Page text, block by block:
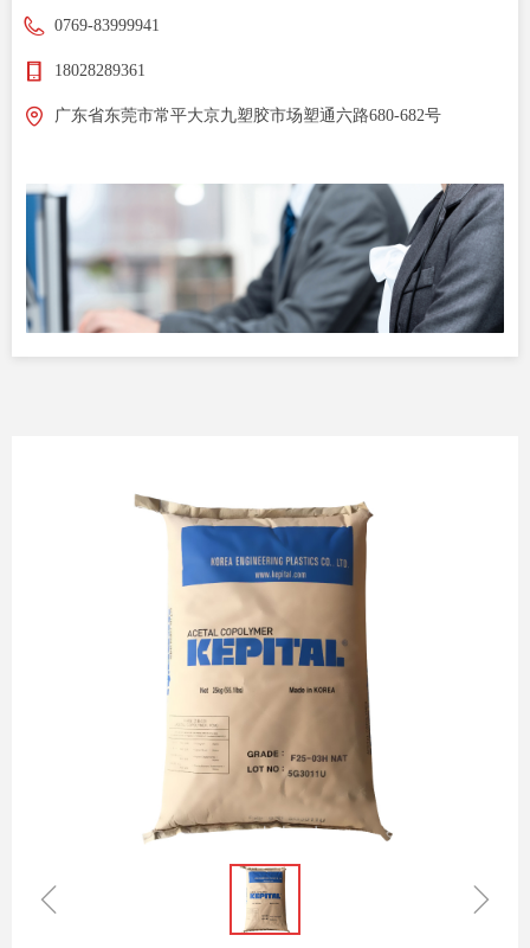
0769-83999941
18028289361
广东省东莞市常平大京九塑胶市场塑通六路680-682号
ꁆ ꁇ